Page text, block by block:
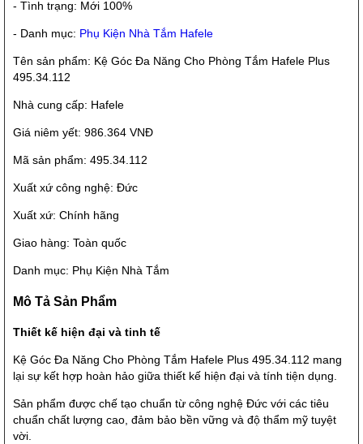
- Tình trạng: Mới 100%
- Danh mục: Phụ Kiện Nhà Tắm Hafele
Tên sản phẩm: Kệ Góc Đa Năng Cho Phòng Tắm Hafele Plus
495.34.112
Nhà cung cấp: Hafele
Giá niêm yết: 986.364 VNĐ
Mã sản phẩm: 495.34.112
Xuất xứ công nghệ: Đức
Xuất xứ: Chính hãng
Giao hàng: Toàn quốc
Danh mục: Phụ Kiện Nhà Tắm
Mô Tả Sản Phẩm
Thiết kế hiện đại và tinh tế
Kệ Góc Đa Năng Cho Phòng Tắm Hafele Plus 495.34.112 mang
lại sự kết hợp hoàn hảo giữa thiết kế hiện đại và tính tiện dụng.
Sản phẩm được chế tạo chuẩn từ công nghệ Đức với các tiêu
chuẩn chất lượng cao, đảm bảo bền vững và độ thẩm mỹ tuyệt
vời.